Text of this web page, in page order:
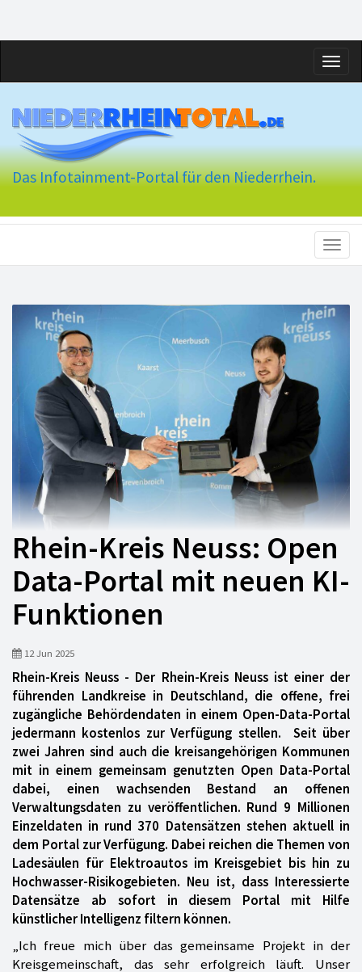
Das Infotainment-Portal für den Niederrhein.
Rhein-Kreis Neuss: Open
Data-Portal mit neuen KI-
Funktionen
12 Jun 2025
Rhein-Kreis Neuss - Der Rhein-Kreis Neuss ist einer der
führenden Landkreise in Deutschland, die offene, frei
zugängliche Behördendaten in einem Open-Data-Portal
jedermann kostenlos zur Verfügung stellen. Seit über
zwei Jahren sind auch die kreisangehörigen Kommunen
mit in einem gemeinsam genutzten Open Data-Portal
dabei, einen wachsenden Bestand an offenen
Verwaltungsdaten zu veröffentlichen. Rund 9 Millionen
Einzeldaten in rund 370 Datensätzen stehen aktuell in
dem Portal zur Verfügung. Dabei reichen die Themen von
Ladesäulen für Elektroautos im Kreisgebiet bis hin zu
Hochwasser-Risikogebieten. Neu ist, dass Interessierte
Datensätze ab sofort in diesem Portal mit Hilfe
künstlicher Intelligenz filtern können.
„Ich freue mich über das gemeinsame Projekt in der
Kreisgemeinschaft, das sehr erfolgreich läuft. Unser